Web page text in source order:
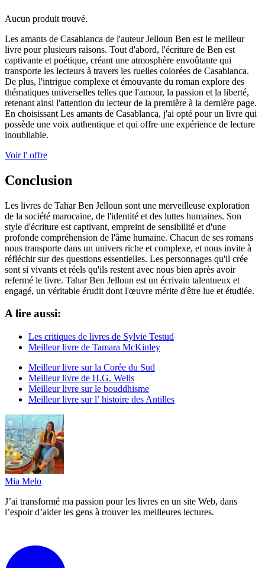
Aucun produit trouvé.
Les amants de Casablanca de l'auteur Jelloun Ben est le meilleur
livre pour plusieurs raisons. Tout d'abord, l'écriture de Ben est
captivante et poétique, créant une atmosphère envoûtante qui
transporte les lecteurs à travers les ruelles colorées de Casablanca.
De plus, l'intrigue complexe et émouvante du roman explore des
thématiques universelles telles que l'amour, la passion et la liberté,
retenant ainsi l'attention du lecteur de la première à la dernière page.
En choisissant Les amants de Casablanca, j'ai opté pour un livre qui
possède une voix authentique et qui offre une expérience de lecture
inoubliable.
Voir l' offre
Conclusion
Les livres de Tahar Ben Jelloun sont une merveilleuse exploration
de la société marocaine, de l'identité et des luttes humaines. Son
style d'écriture est captivant, empreint de sensibilité et d'une
profonde compréhension de l'âme humaine. Chacun de ses romans
nous transporte dans un univers riche et complexe, et nous invite à
réfléchir sur des questions essentielles. Les personnages qu'il crée
sont si vivants et réels qu'ils restent avec nous bien après avoir
refermé le livre. Tahar Ben Jelloun est un écrivain talentueux et
engagé, un véritable érudit dont l'œuvre mérite d'être lue et étudiée.
A lire aussi:
Les critiques de livres de Sylvie Testud
Meilleur livre de Tamara McKinley
Meilleur livre sur la Corée du Sud
Meilleur livre de H.G. Wells
Meilleur livre sur le bouddhisme
Meilleur livre sur l’ histoire des Antilles
Mia Melo
J’ai transformé ma passion pour les livres en un site Web, dans
l’espoir d’aider les gens à trouver les meilleures lectures.